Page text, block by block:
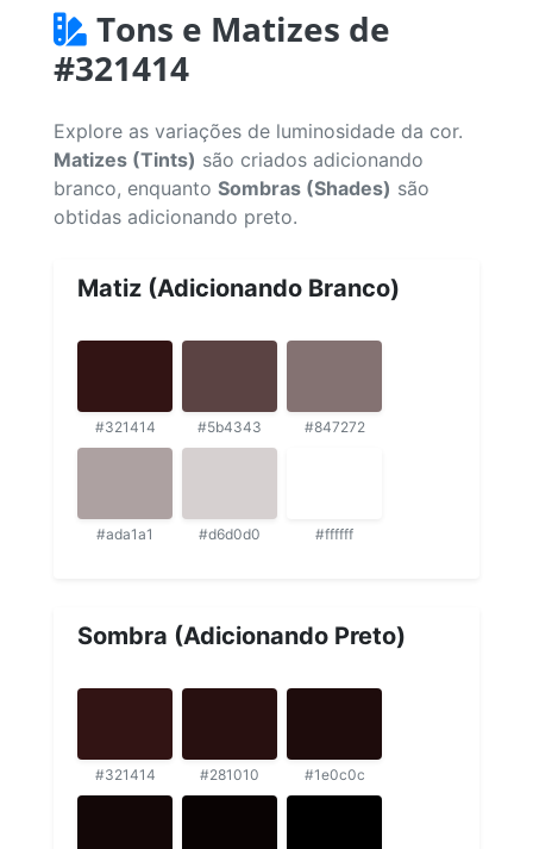
Tons e Matizes de
#321414
Explore as variações de luminosidade da cor.
Matizes (Tints) são criados adicionando
branco, enquanto Sombras (Shades) são
obtidas adicionando preto.
Matiz (Adicionando Branco)
#321414 #5b4343 #847272
#ada1a1 #d6d0d0 #ffffff
Sombra (Adicionando Preto)
#321414 #281010 #1e0c0c